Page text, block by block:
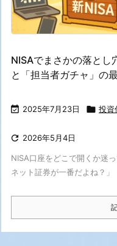
NISAでまさかの落とし
と「担当者ガチャ」の
 2025年7月23日  投資
 2026年5月4日
NISA口座をどこで開くか迷
ネット証券が一番だよね？